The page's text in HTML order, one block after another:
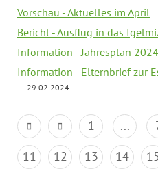
Vorschau - Aktuelles im April
Bericht - Ausflug in das
Information - Jahresplan 2024
Information - Elternbrief zur
29.02.2024
1 ...
11
12 13 14 15